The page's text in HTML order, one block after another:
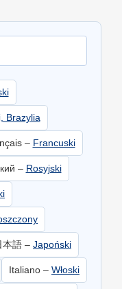
Brazylia
– Francuski
– Rosyjski
本語 – Japoński
Italiano – Włoski